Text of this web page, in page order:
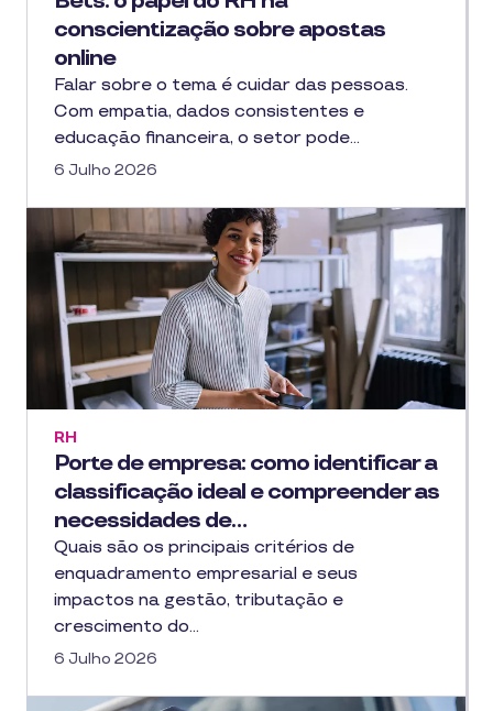
conscientização sobre apostas
online
Falar sobre o tema é cuidar das pessoas.
Com empatia, dados consistentes e
educação financeira, o setor pode…
6 Julho 2026
Porte de empresa: como identificar a
classificação ideal e compreender as
necessidades de…
RH
Quais são os principais critérios de
enquadramento empresarial e seus
impactos na gestão, tributação e
crescimento do…
6 Julho 2026